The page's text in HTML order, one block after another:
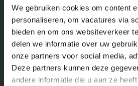
We gebruiken cookies om content
personaliseren, om vacatures via
bieden en om ons websiteverkeer
delen we informatie over uw
onze partners voor social media,
Deze partners kunnen deze
andere informatie die u aan ze
in je